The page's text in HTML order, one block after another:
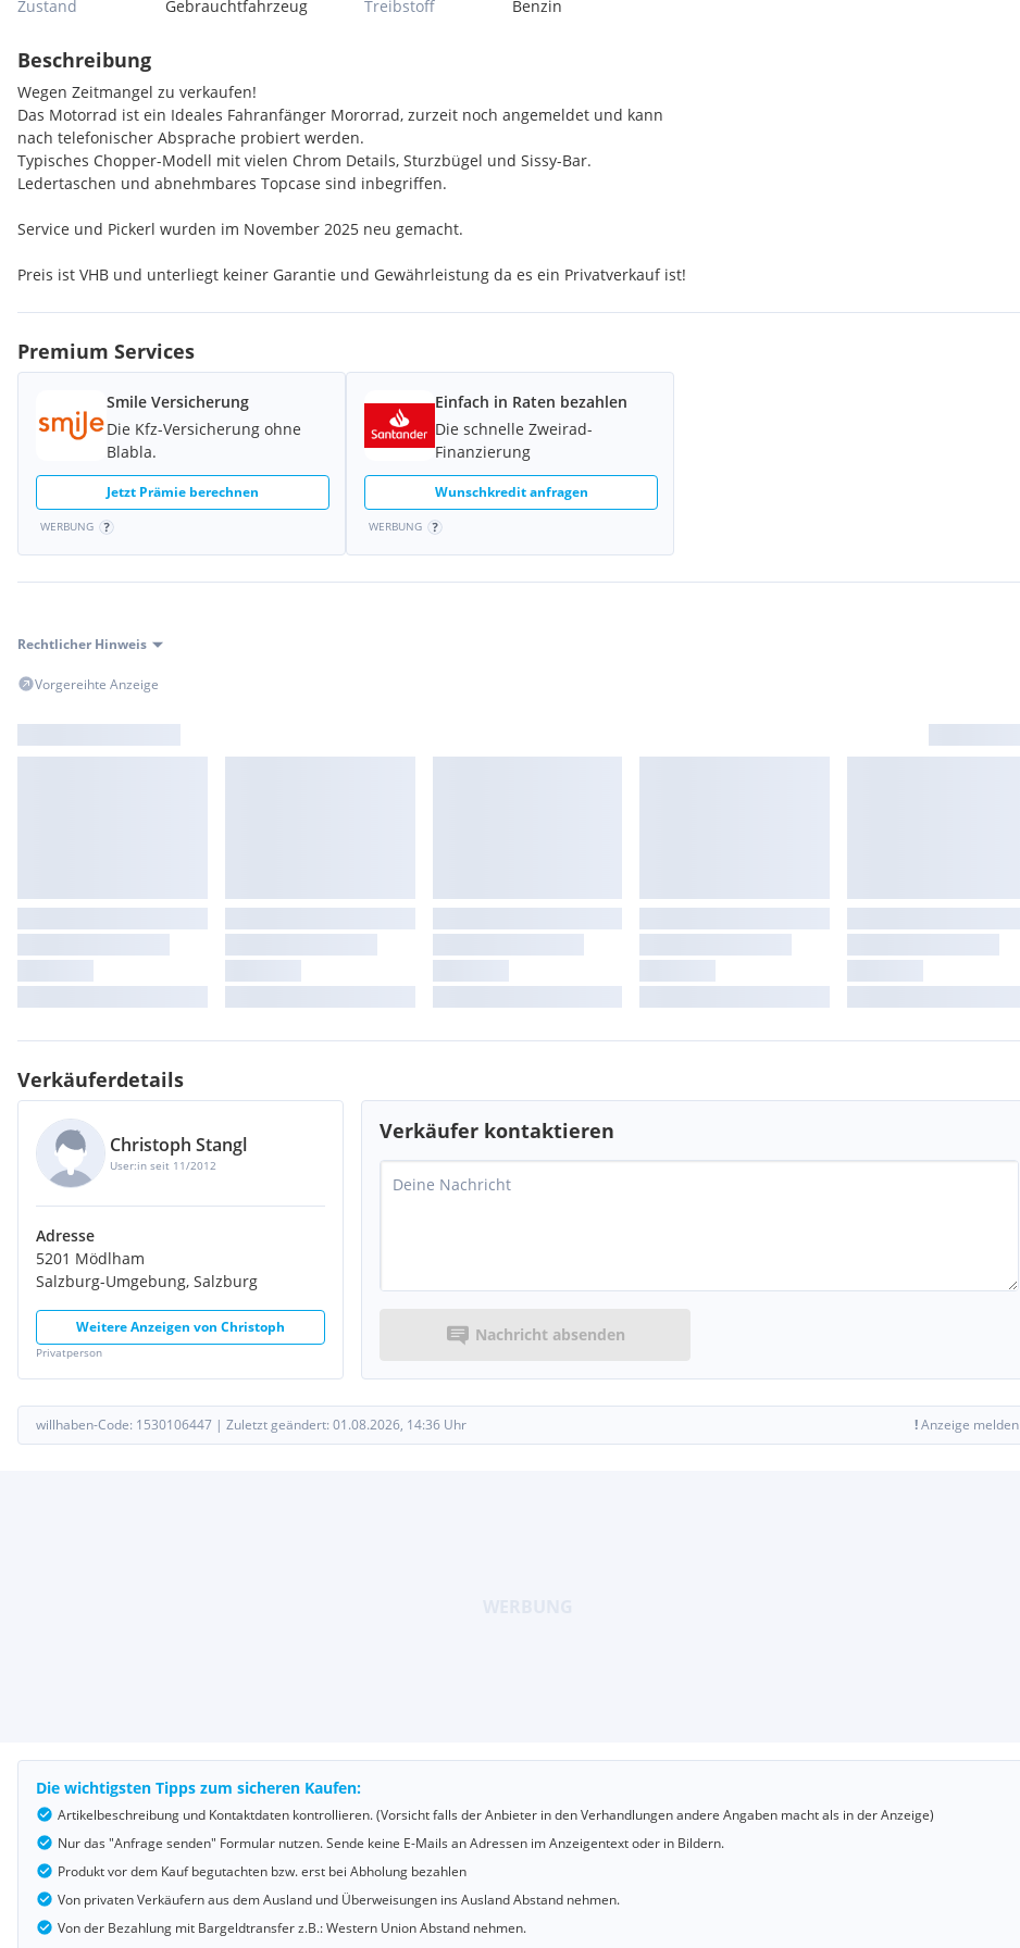
Zustand Gebrauchtfahrzeug Treibstoff Benzin
Beschreibung
Wegen Zeitmangel zu verkaufen!
Das Motorrad ist ein Ideales Fahranfänger Mororrad, zurzeit noch angemeldet und kann
nach telefonischer Absprache probiert werden.
Typisches Chopper-Modell mit vielen Chrom Details, Sturzbügel und Sissy-Bar.
Ledertaschen und abnehmbares Topcase sind inbegriffen.
Service und Pickerl wurden im November 2025 neu gemacht.
Preis ist VHB und unterliegt keiner Garantie und Gewährleistung da es ein Privatverkauf ist!
Premium Services
Smile Versicherung
Die Kfz-Versicherung ohne
Blabla.
Jetzt Prämie berechnen
WERBUNG
Einfach in Raten bezahlen
Die schnelle Zweirad-
Finanzierung
Wunschkredit anfragen
WERBUNG
Rechtlicher Hinweis
Vorgereihte Anzeige
Verkäuferdetails
Christoph Stangl
User:in seit 11/2012
Adresse
5201 Mödlham
Salzburg-Umgebung, Salzburg
Weitere Anzeigen von Christoph
Privatperson
Verkäufer kontaktieren
Nachricht absenden
willhaben-Code: 1530106447 | Zuletzt geändert: 01.08.2026, 14:36 Uhr !Anzeige melden
Die wichtigsten Tipps zum sicheren Kaufen:
Artikelbeschreibung und Kontaktdaten kontrollieren. (Vorsicht falls der Anbieter in den Verhandlungen andere Angaben macht als in der Anzeige)
Nur das "Anfrage senden" Formular nutzen. Sende keine E-Mails an Adressen im Anzeigentext oder in Bildern.
Produkt vor dem Kauf begutachten bzw. erst bei Abholung bezahlen
Von privaten Verkäufern aus dem Ausland und Überweisungen ins Ausland Abstand nehmen.
Von der Bezahlung mit Bargeldtransfer z.B.: Western Union Abstand nehmen.